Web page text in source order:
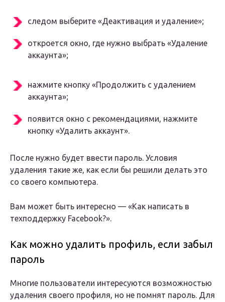
следом выберите «Деактивация и удаление»;
откроется окно, где нужно выбрать «Удаление
аккаунта»;
нажмите кнопку «Продолжить с удалением
аккаунта»;
появится окно с рекомендациями, нажмите
кнопку «Удалить аккаунт».
После нужно будет ввести пароль. Условия
удаления такие же, как если бы решили делать это
со своего компьютера.
Вам может быть интересно — «Как написать в
техподдержку Facebook?».
Как можно удалить профиль, если забыл
пароль
Многие пользователи интересуются возможностью
удаления своего профиля, но не помнят пароль. Для